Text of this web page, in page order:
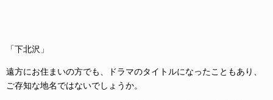
「下北沢」
遠方にお住まいの方でも、ドラマのタイトルになったこともあり、
ご存知な地名ではないでしょうか。